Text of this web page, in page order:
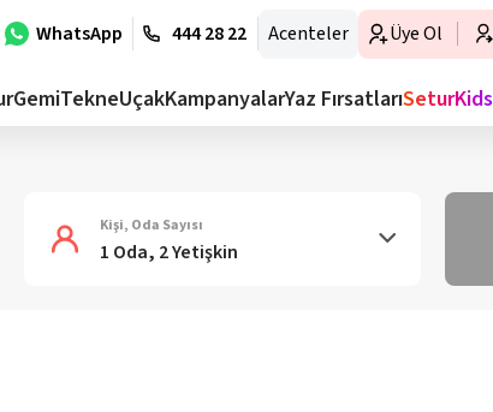
WhatsApp 444 28 22 Acenteler Üye Ol
GemiTekneUçakKampanyalarYaz FırsatlarıSeturKids
Kişi, Oda Sayısı
1 Oda, 2 Yetişkin